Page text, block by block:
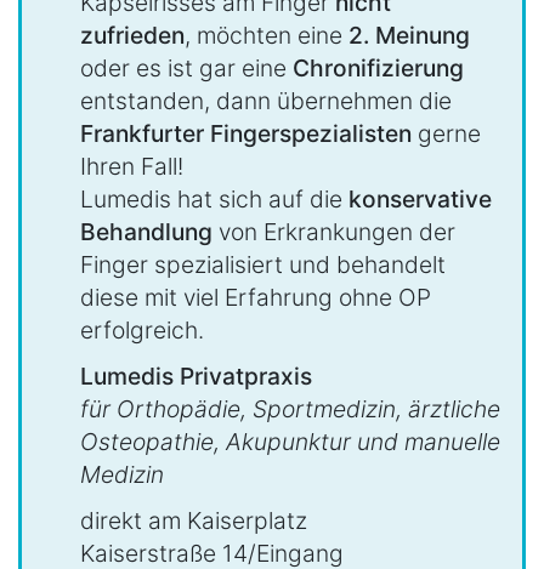
zufrieden, möchten eine 2. Meinung
oder es ist gar eine Chronifizierung
entstanden, dann übernehmen die
Frankfurter Fingerspezialisten gerne
Ihren Fall!
Lumedis hat sich auf die konservative
Behandlung von Erkrankungen der
Finger spezialisiert und behandelt
diese mit viel Erfahrung ohne OP
erfolgreich.
Lumedis Privatpraxis
für Orthopädie, Sportmedizin, ärztliche
Osteopathie, Akupunktur und manuelle
Medizin
direkt am Kaiserplatz
Kaiserstraße 14/Eingang